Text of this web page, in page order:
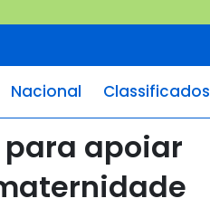
Nacional Classificados
apoiar